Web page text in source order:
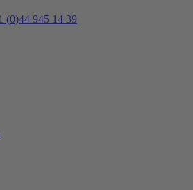
(0)44 945 14 39